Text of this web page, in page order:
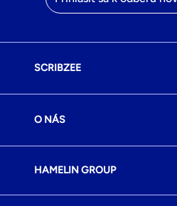
SCRIBZEE
O NÁS
HAMELIN GROUP